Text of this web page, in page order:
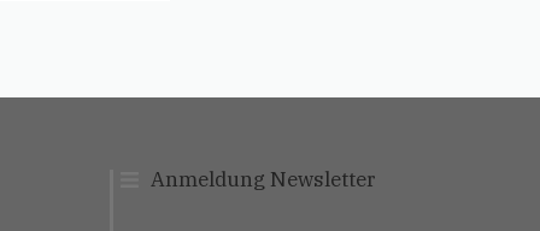
Anmeldung Newsletter